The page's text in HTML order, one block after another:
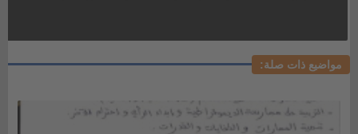
مواضيع ذات صلة: